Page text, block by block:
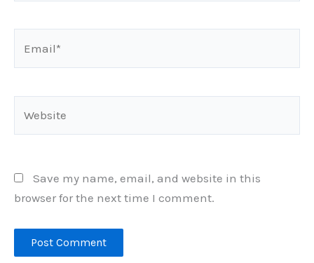
Save my name, email, and website in this
browser for the next time I comment.